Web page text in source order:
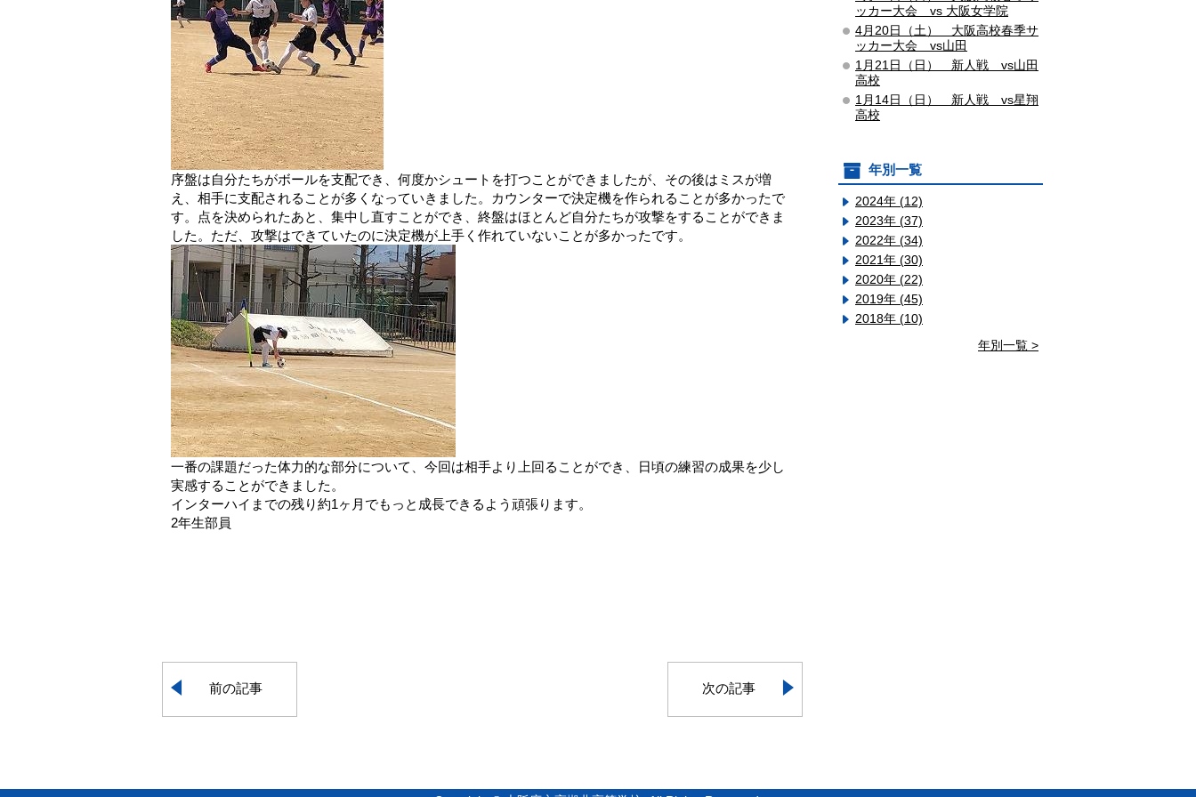
序盤は自分たちがボールを支配でき、何度かシュートを打つことができましたが、その後はミスが増
え、相手に支配されることが多くなっていきました。カウンターで決定機を作られることが多かったで
す。点を決められたあと、集中し直すことができ、終盤はほとんど自分たちが攻撃をすることができま
した。ただ、攻撃はできていたのに決定機が上手く作れていないことが多かったです。
一番の課題だった体力的な部分について、今回は相手より上回ることができ、日頃の練習の成果を少し
実感することができました。
インターハイまでの残り約1ヶ月でもっと成長できるよう頑張ります。
2年生部員
前の記事 次の記事
ッカー大会 vs 大阪女学院
4月20日（土） 大阪高校春季サ
ッカー大会 vs山田
1月21日（日） 新人戦 vs山田
高校
1月14日（日） 新人戦 vs星翔
高校
年別一覧
2024年 (12)
2023年 (37)
2022年 (34)
2021年 (30)
2020年 (22)
2019年 (45)
2018年 (10)
年別一覧 >